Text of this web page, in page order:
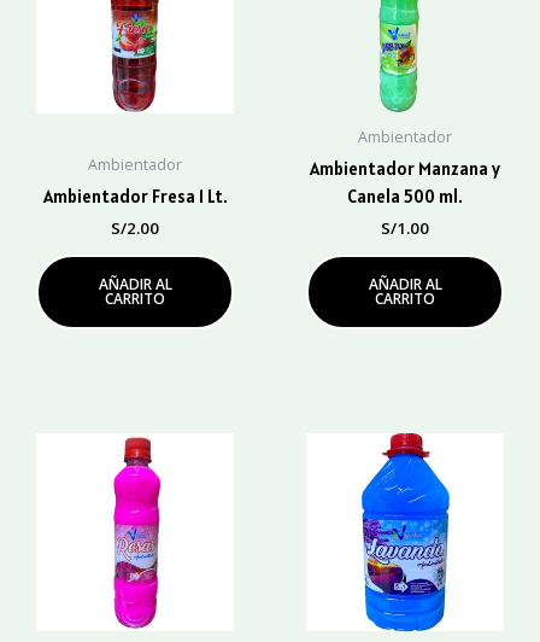
Ambientador
Ambientador Fresa 1 Lt.
S/2.00
AÑADIR AL
CARRITO
Ambientador
Ambientador Manzana y
Canela 500 ml.
S/1.00
AÑADIR AL
CARRITO